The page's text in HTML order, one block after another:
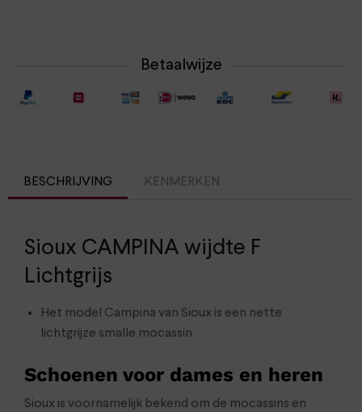
Betaalwijze
BESCHRIJVING KENMERKEN
Sioux CAMPINA wijdte F
Lichtgrijs
Het model Campina van Sioux is een nette
lichtgrijze smalle mocassin.
Schoenen voor dames en heren
Sioux is voornamelijk bekend om de mocassins en